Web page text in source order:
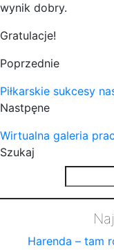
wynik dobry.
Gratulacje!
Poprzednie
Piłkarskie sukcesy
Nastpęne
Wirtualna galeria
Szukaj
Harenda – tam